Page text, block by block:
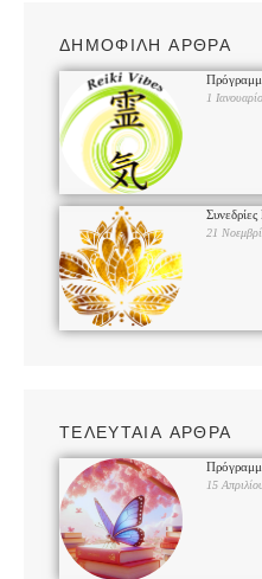
ΔΗΜΟΦΙΛΗ ΑΡΘΡΑ
1
21
ΤΕΛΕΥΤΑΙΑ ΑΡΘΡΑ
15